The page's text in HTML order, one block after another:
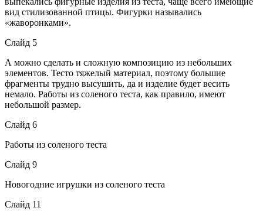
вид стилизованной птицы. Фигурки назывались
«жаворонками».
Слайд 5
А можно сделать и сложную композицию из небольших
элементов. Тесто тяжелый материал, поэтому большие
фрагменты трудно высушить, да и изделие будет весить
немало. Работы из соленого теста, как правило, имеют
небольшой размер.
Слайд 6
Работы из соленого теста
Слайд 9
Новогодние игрушки из соленого теста
Слайд 11